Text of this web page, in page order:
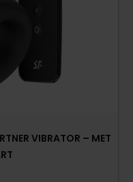
VIBRATOR – MET